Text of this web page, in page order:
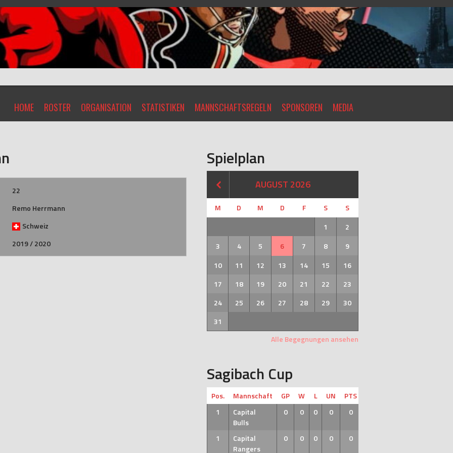
HOME ROSTER ORGANISATION STATISTIKEN MANNSCHAFTSREGELN SPONSOREN MEDIA
22
Remo Herrmann
Schweiz
2019 / 2020
Spielplan
AUGUST 2026
M D M D F S
S
1
2
3
4 5 6 7 8
9
10
11 12 13 14 15
16
17
18 19 20 21 22
23
24
25 26 27 28 29
30
31
Alle Begegnungen ansehen
Sagibach Cup
Pos. Mannschaft GP W L UN
PTS
1
Capital
Bulls
0 0 0 0 0
1
Capital
Rangers
0 0 0 0 0